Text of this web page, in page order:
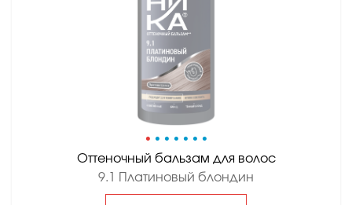
• • • • • • •
Оттеночный бальзам для волос
9.1 Платиновый блондин